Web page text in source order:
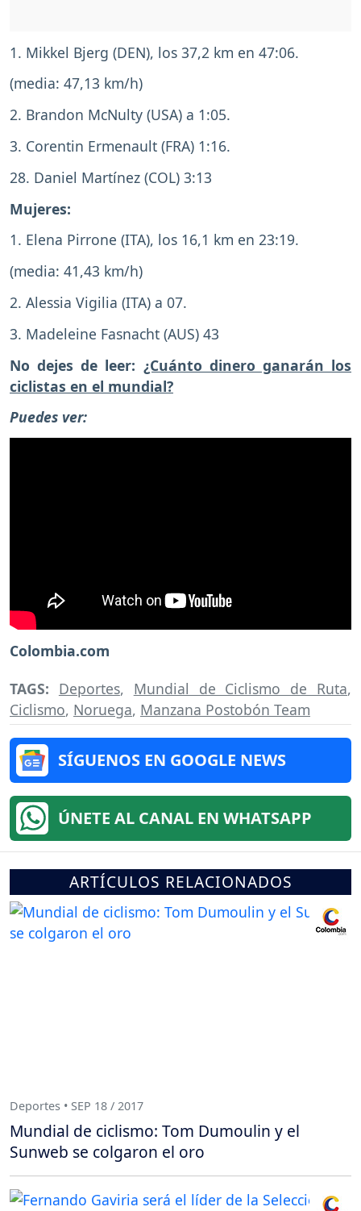
1. Mikkel Bjerg (DEN), los 37,2 km en 47:06.
(media: 47,13 km/h)
2. Brandon McNulty (USA) a 1:05.
3. Corentin Ermenault (FRA) 1:16.
28. Daniel Martínez (COL) 3:13
Mujeres:
1. Elena Pirrone (ITA), los 16,1 km en 23:19.
(media: 41,43 km/h)
2. Alessia Vigilia (ITA) a 07.
3. Madeleine Fasnacht (AUS) 43
No dejes de leer: ¿Cuánto dinero ganarán los
ciclistas en el mundial?
Puedes ver:
Colombia.com
TAGS: Deportes, Mundial de Ciclismo de Ruta,
Ciclismo, Noruega, Manzana Postobón Team
SÍGUENOS EN GOOGLE NEWS
ÚNETE AL CANAL EN WHATSAPP
ARTÍCULOS RELACIONADOS
Deportes • SEP 18 / 2017
Mundial de ciclismo: Tom Dumoulin y el
Sunweb se colgaron el oro